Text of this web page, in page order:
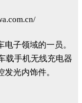
子领域的一员。
载手机无线充电器
光内饰件。